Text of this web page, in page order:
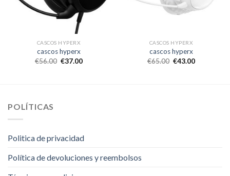
CASCOS HYPERX
cascos hyperx
€56.00 €37.00
CASCOS HYPERX
cascos hyperx
€65.00 €43.00
POLÍTICAS
Politica de privacidad
Política de devoluciones y reembolsos